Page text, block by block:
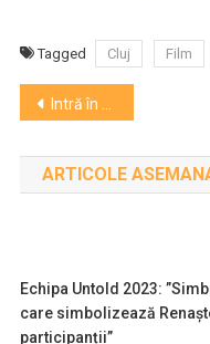
Tagged Cluj Film
Navigare
în
articole
Intră în culisele Operei Române Cluj prin tururile ghidate ale instituției
ARTICOLE
Echipa Untold 2023:
care simbolizează
participanții”